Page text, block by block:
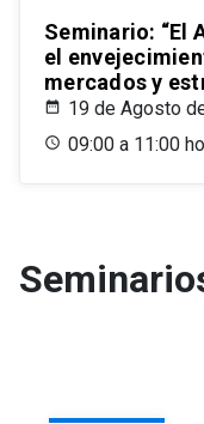
Seminario: “El
el
mercados y
19 de Agosto
09:00 a 11:00